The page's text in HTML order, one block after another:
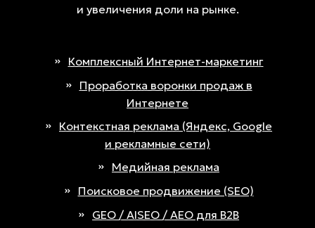
и увеличения доли на рынке.
Комплексный Интернет-маркетинг
Проработка воронки продаж в
Интернете
Контекстная реклама (Яндекс, Google
и рекламные сети)
Медийная реклама
Поисковое продвижение (SEO)
GEO / AISEO / AEO для B2B